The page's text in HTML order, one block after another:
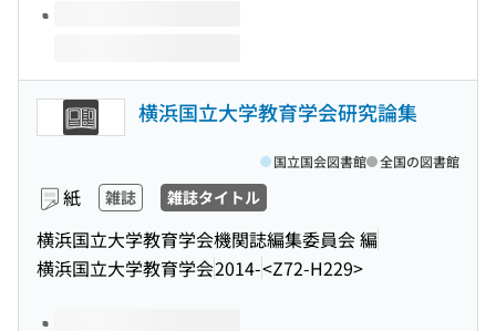
横浜国立大学教育学会研究論集
紙 雑誌 雑誌タイトル
横浜国立大学教育学会機関誌編集委員会 編
横浜国立大学教育学会2014-<Z72-H229>
国立国会図書館 全国の図書館
このタイトルの巻号